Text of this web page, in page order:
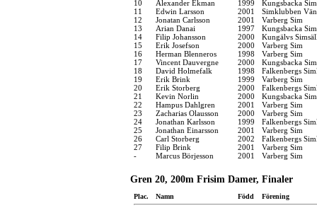
10
Alexander Ekman 1999
Kungsbacka
11
Edwin Larsson 2001
Simklubben
12
Jonatan Carlsson 2001
Varberg Sim
13
Arian Danai 1997
Kungsbacka
14
Filip Johansson 2000
Kungälvs
15
Erik Josefson 2000
Varberg Sim
16
Herman Blenneros 1998
Varberg Sim
17
Vincent Dauvergne 2000
Kungsbacka
18
David Holmefalk 1998
Falkenbergs
19
Erik Brink 1999
Varberg Sim
20
Erik Storberg 2000
Falkenbergs
21
Kevin Norlin 2000
Kungsbacka
22
Hampus Dahlgren 2001
Varberg Sim
23
Zacharias Olausson 2000
Varberg Sim
24
Jonathan Karlsson 1999
Falkenbergs
25
Jonathan Einarsson 2001
Varberg Sim
26
Carl Storberg 2002
Falkenbergs
27
Filip Brink 2001
Varberg Sim
-
Marcus Börjesson 2001 Varberg Sim
Gren 20, 200m Frisim Damer, Finaler
Plac. Namn Född Förening